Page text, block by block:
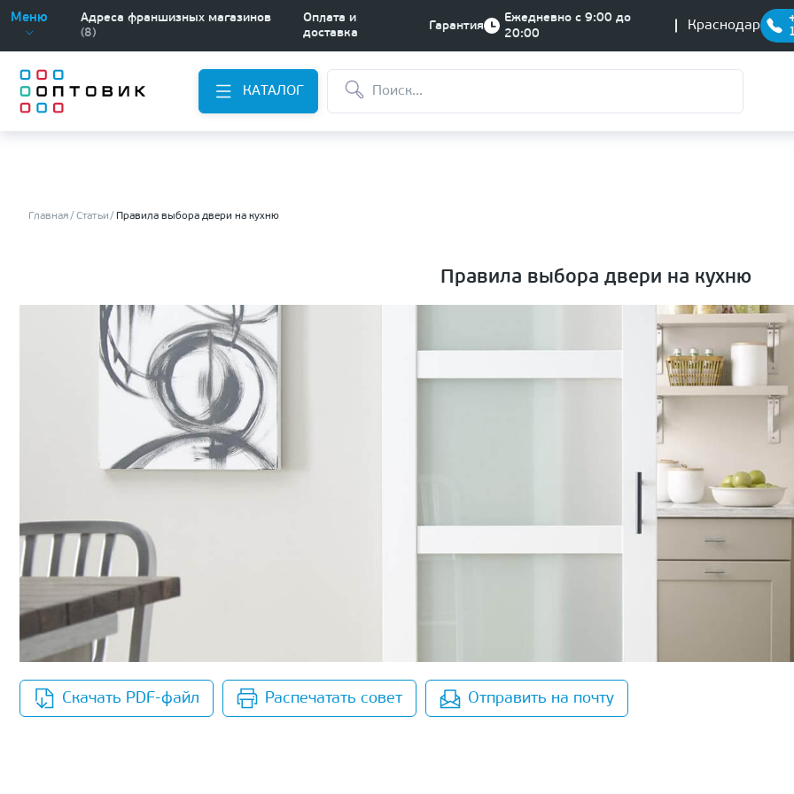
Меню
Адреса франшизных магазинов
(8)
Оплата и
доставка
Гарантия
Ежедневно с 9:00 до
20:00
Краснодар
КАТАЛОГ
Главная Статьи Правила выбора двери на кухню
Правила выбора двери на кухню
Скачать PDF-файл Распечатать совет Отправить на почту